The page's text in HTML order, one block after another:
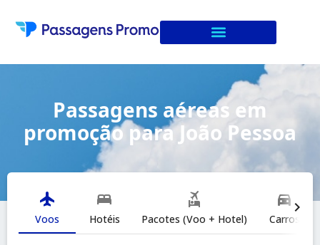
Passagens aéreas em
promoção para João Pessoa
flight
Voos
bed
Hotéis
flights_and_hotels
Pacotes (Voo + Hotel)
directions_car
Carros
chevron_right